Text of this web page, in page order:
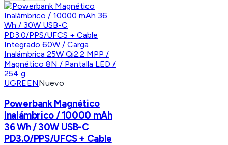
UGREENNuevo
Powerbank Magnético
Inalámbrico / 10000 mAh
36 Wh / 30W USB-C
PD3.0/PPS/UFCS + Cable